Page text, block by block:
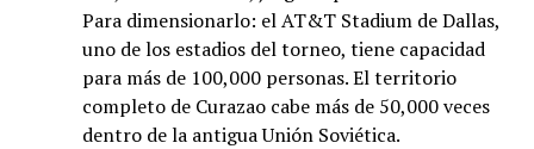
Para dimensionarlo: el AT&T Stadium de Dallas,
uno de los estadios del torneo, tiene capacidad
para más de 100,000 personas. El territorio
completo de Curazao cabe más de 50,000 veces
dentro de la antigua Unión Soviética.